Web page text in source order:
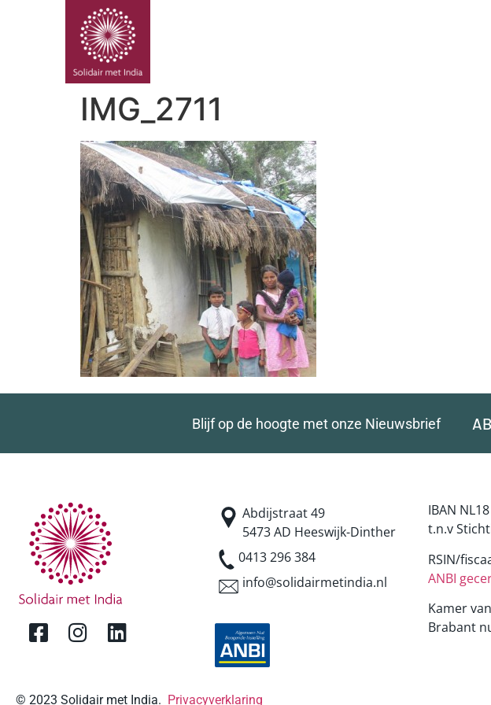
IMG_2711
Blijf op de hoogte met onze Nieuwsbrief
Abdijstraat 49
5473 AD Heeswijk-Dinther
0413 296 384
info@solidairmetindia.nl
IBAN
t.n.v
RSIN/
ANBI
Kamer
Brabant
© 2023 Solidair met India. Privacyverklaring